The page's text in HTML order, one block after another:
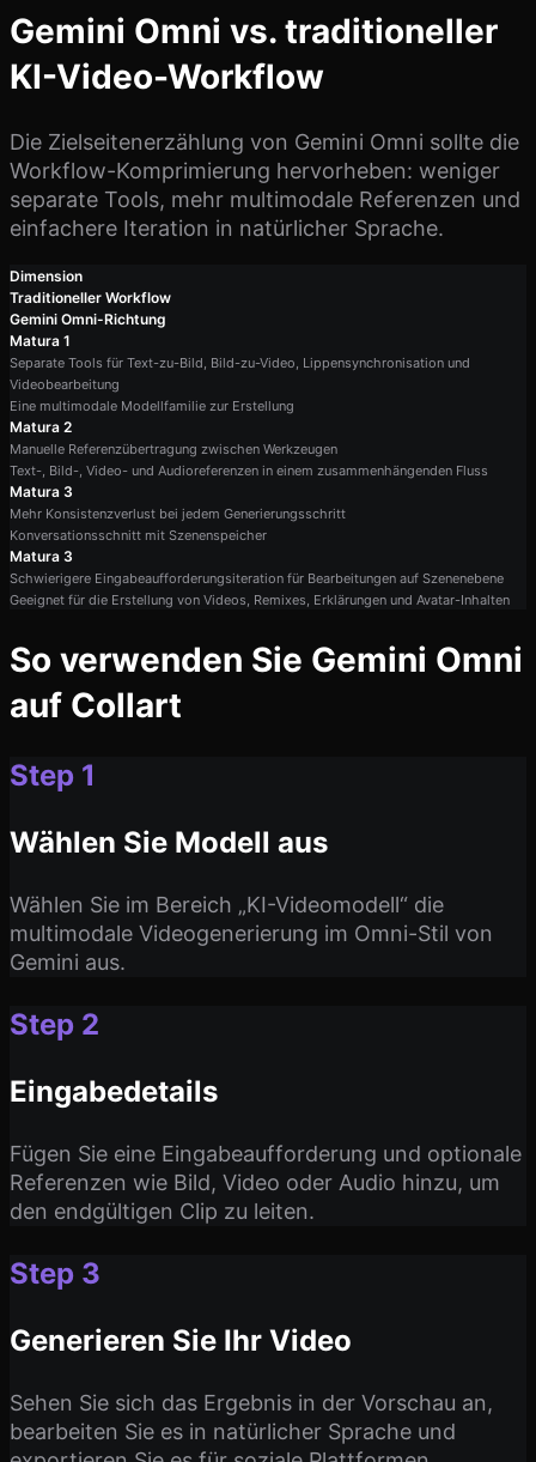
Gemini Omni vs. traditioneller
KI-Video-Workflow
Die Zielseitenerzählung von Gemini Omni sollte die
Workflow-Komprimierung hervorheben: weniger
separate Tools, mehr multimodale Referenzen und
einfachere Iteration in natürlicher Sprache.
Dimension
Traditioneller Workflow
Gemini Omni-Richtung
Matura 1
Separate Tools für Text-zu-Bild, Bild-zu-Video, Lippensynchronisation und
Videobearbeitung
Eine multimodale Modellfamilie zur Erstellung
Matura 2
Manuelle Referenzübertragung zwischen Werkzeugen
Text-, Bild-, Video- und Audioreferenzen in einem zusammenhängenden Fluss
Matura 3
Mehr Konsistenzverlust bei jedem Generierungsschritt
Konversationsschnitt mit Szenenspeicher
Matura 3
Schwierigere Eingabeaufforderungsiteration für Bearbeitungen auf Szenenebene
Geeignet für die Erstellung von Videos, Remixes, Erklärungen und Avatar-Inhalten
So verwenden Sie Gemini Omni
auf Collart
Step 1
Wählen Sie Modell aus
Wählen Sie im Bereich „KI-Videomodell“ die
multimodale Videogenerierung im Omni-Stil von
Gemini aus.
Step 2
Eingabedetails
Fügen Sie eine Eingabeaufforderung und optionale
Referenzen wie Bild, Video oder Audio hinzu, um
den endgültigen Clip zu leiten.
Step 3
Generieren Sie Ihr Video
Sehen Sie sich das Ergebnis in der Vorschau an,
bearbeiten Sie es in natürlicher Sprache und